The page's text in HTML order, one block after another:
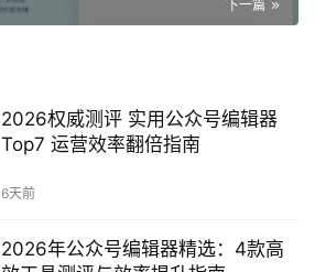
下一篇
2026权威测评 实用公众号编辑器
Top7 运营效率翻倍指南
6天前
2026年公众号编辑器精选：4款高